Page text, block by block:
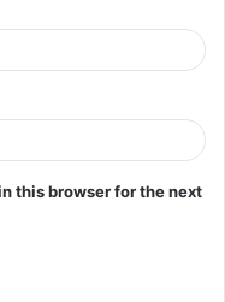
this browser for the next